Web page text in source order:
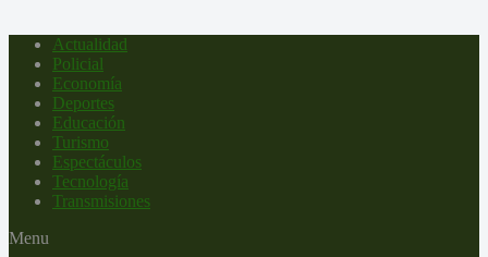
Actualidad
Policial
Economía
Deportes
Educación
Turismo
Espectáculos
Tecnología
Transmisiones
Menu